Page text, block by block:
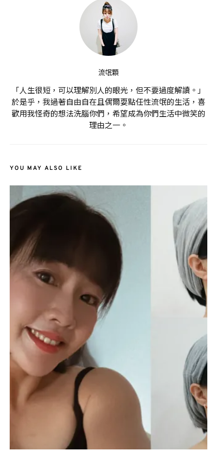
流氓顆
「人生很短，可以理解別人的眼光，但不要過度解讀。」
於是乎，我過著自由自在且偶爾耍點任性流氓的生活，喜
歡用我怪奇的想法洗腦你們，希望成為你們生活中微笑的
理由之一。
YOU MAY ALSO LIKE